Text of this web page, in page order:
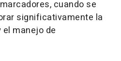
cuando se
significativamente la
manejo de